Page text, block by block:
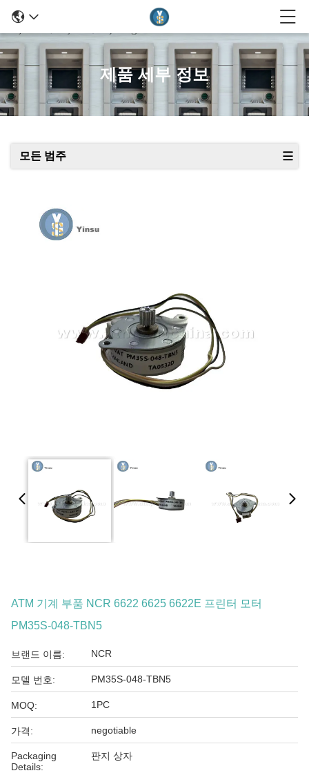
제품 세부 정보
모든 범주
ATM 기계 부품 NCR 6622 6625 6622E 프린터 모터
PM35S-048-TBN5
브랜드 이름: NCR
모델 번호: PM35S-048-TBN5
MOQ: 1PC
가격: negotiable
Packaging
Details:
판지 상자